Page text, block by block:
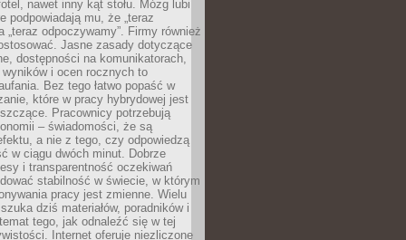
nawet inny kąt stołu. Mózg lubi
podpowiadają mu, że „teraz
„teraz odpoczywamy”. Firmy również
Jasne zasady dotyczące
dostępności na komunikatorach,
wyników i ocen rocznych to
Bez tego łatwo popaść w
które w pracy hybrydowej jest
Pracownicy potrzebują
– świadomości, że są
a nie z tego, czy odpowiedzą
w ciągu dwóch minut. Dobrze
i transparentność oczekiwań
stabilność w świecie, w którym
pracy jest zmienne. Wielu
dziś materiałów, poradników i
tego, jak odnaleźć się w tej
Internet oferuje niezliczone